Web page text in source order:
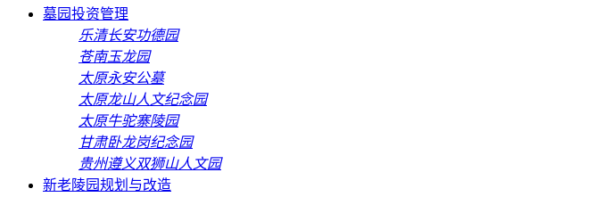
墓园投资管理
乐清长安功德园
苍南玉龙园
太原永安公墓
太原龙山人文纪念园
太原牛驼寨陵园
甘肃卧龙岗纪念园
贵州遵义双狮山人文园
新老陵园规划与改造